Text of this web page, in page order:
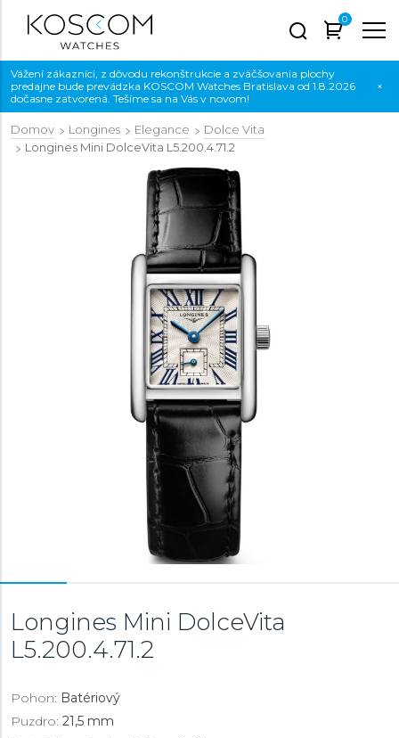
0
Vážení zákazníci, z dôvodu rekonštrukcie a zväčšovania plochy
predajne bude prevádzka KOSCOM Watches Bratislava od 1.8.2026
dočasne zatvorená. Tešíme sa na Vás v novom!
×
Domov Longines Elegance
Dolce Vita
Longines Mini DolceVita L5.200.4.71.2
Longines Mini DolceVita
L5.200.4.71.2
Pohon: Batériový
Puzdro: 21,5 mm